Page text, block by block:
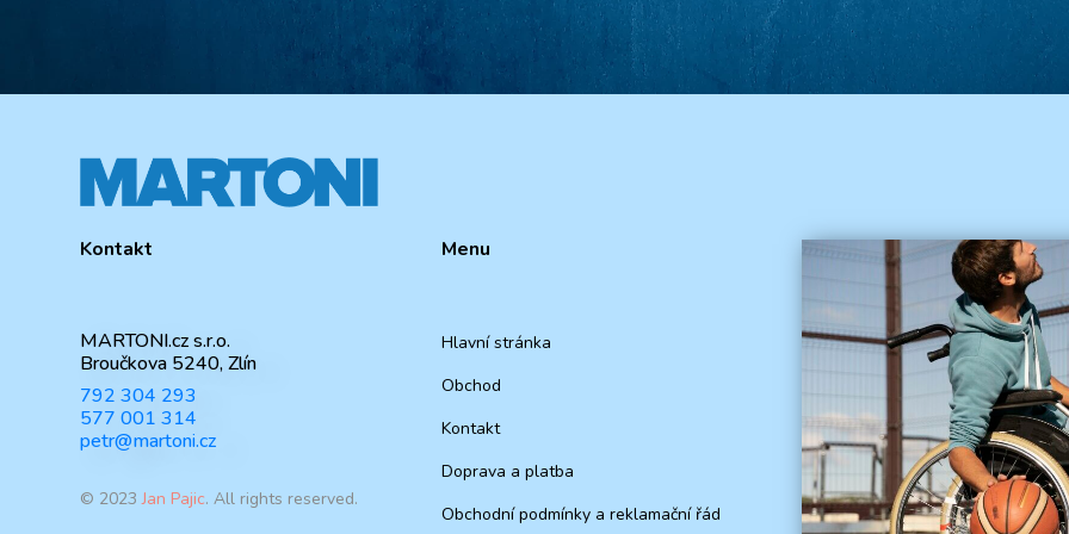
Kontakt
MARTONI.cz s.r.o.
Broučkova 5240, Zlín
792 304 293
577 001 314
petr@martoni.cz
© 2023Jan Pajic. All rights reserved.
Menu
Hlavní stránka
Obchod
Kontakt
Doprava a platba
Obchodní podmínky a reklamační řád